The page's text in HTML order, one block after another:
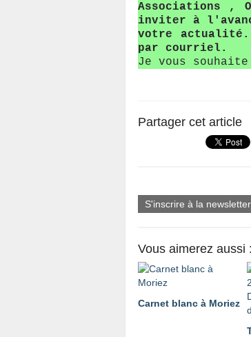
Associations ,
inviter à
votre actualité.
par courriel.
Je vous
Partager cet article
S'inscrire à la newsletter
Vous aimerez aussi :
Carnet blanc à Moriez